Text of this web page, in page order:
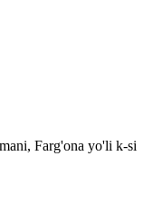
Farg'ona yo'li k-si